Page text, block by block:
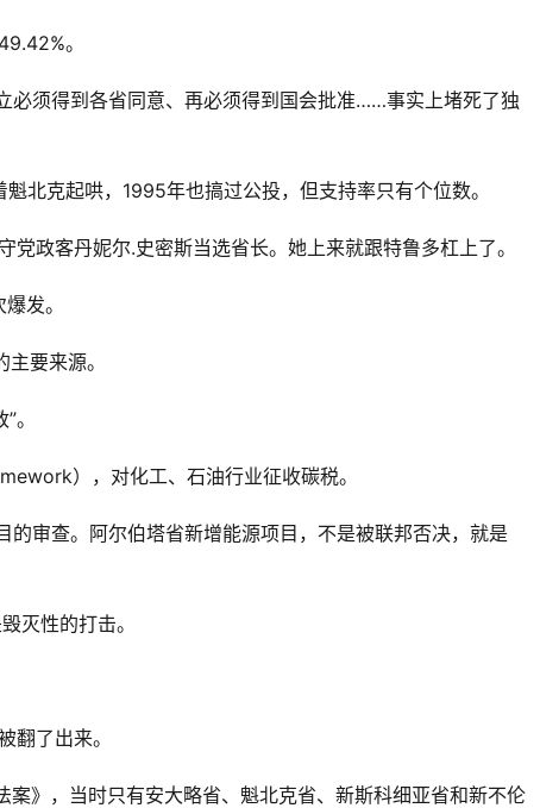
。
必须得到各省同意、再必须得到国会批准……事实上堵死了独
北克起哄，1995年也搞过公投，但支持率只有个位数。
政客丹妮尔.史密斯当选省长。她上来就跟特鲁多杠上了。
发。
要来源。
。
），对化工、石油行业征收碳税。
审查。阿尔伯塔省新增能源项目，不是被联邦否决，就是
灭性的打击。
翻了出来。
》，当时只有安大略省、魁北克省、新斯科细亚省和新不伦